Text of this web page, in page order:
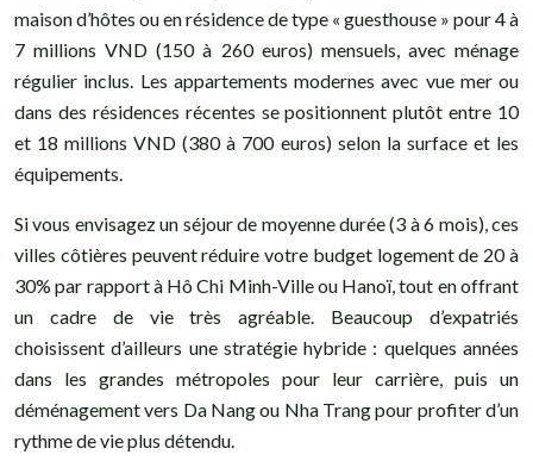
maison d’hôtes ou en résidence de type « guesthouse » pour 4 à
7 millions VND (150 à 260 euros) mensuels, avec ménage
régulier inclus. Les appartements modernes avec vue mer ou
dans des résidences récentes se positionnent plutôt entre 10
et 18 millions VND (380 à 700 euros) selon la surface et les
équipements.
Si vous envisagez un séjour de moyenne durée (3 à 6 mois), ces
villes côtières peuvent réduire votre budget logement de 20 à
30% par rapport à Hô Chi Minh-Ville ou Hanoï, tout en offrant
un cadre de vie très agréable. Beaucoup d’expatriés
choisissent d’ailleurs une stratégie hybride : quelques années
dans les grandes métropoles pour leur carrière, puis un
déménagement vers Da Nang ou Nha Trang pour profiter d’un
rythme de vie plus détendu.